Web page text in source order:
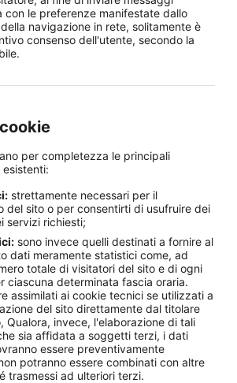
con le preferenze manifestate dallo
navigazione in rete, solitamente è
consenso dell'utente, secondo la
per completezza le principali
strettamente necessari per il
del sito o per consentirti di usufruire dei
servizi richiesti;
sono invece quelli destinati a fornire al
dati meramente statistici come, ad
totale di visitatori del sito e di ogni
ciascuna determinata fascia oraria.
assimilati ai cookie tecnici se utilizzati a
del sito direttamente dal titolare
Qualora, invece, l'elaborazione di tali
sia affidata a soggetti terzi, i dati
essere preventivamente
potranno essere combinati con altre
trasmessi ad ulteriori terzi.